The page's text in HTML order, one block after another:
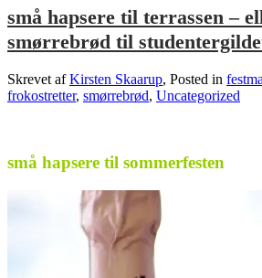
små hapsere til terrassen –
smørrebrød til
Skrevet afKirsten Skaarup, Posted in
frokostretter, smørrebrød, Uncategorized
små hapsere til sommerfesten